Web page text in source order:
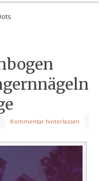
Kommentar hinterlassen